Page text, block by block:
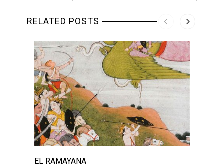
RELATED POSTS
EL RAMAYANA